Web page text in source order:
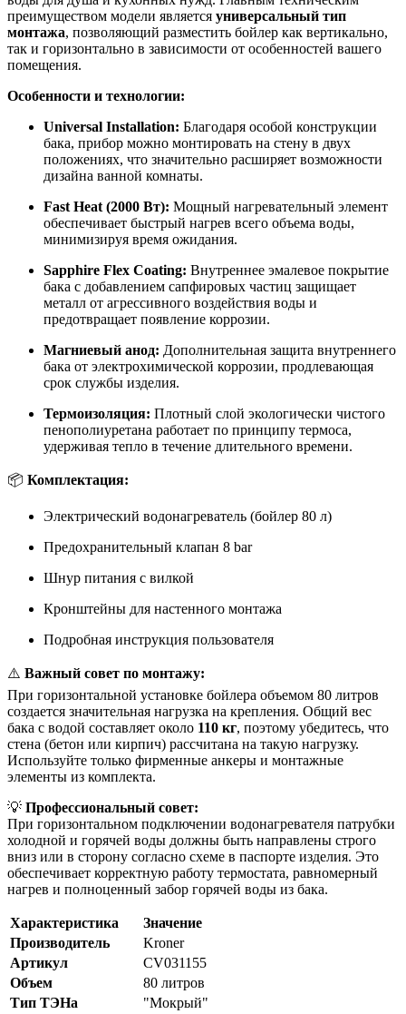
преимуществом модели является универсальный тип
монтажа, позволяющий разместить бойлер как вертикально,
так и горизонтально в зависимости от особенностей вашего
помещения.
Особенности и технологии:
Universal Installation: Благодаря особой конструкции
бака, прибор можно монтировать на стену в двух
положениях, что значительно расширяет возможности
дизайна ванной комнаты.
Fast Heat (2000 Вт): Мощный нагревательный элемент
обеспечивает быстрый нагрев всего объема воды,
минимизируя время ожидания.
Sapphire Flex Coating: Внутреннее эмалевое покрытие
бака с добавлением сапфировых частиц защищает
металл от агрессивного воздействия воды и
предотвращает появление коррозии.
Магниевый анод: Дополнительная защита внутреннего
бака от электрохимической коррозии, продлевающая
срок службы изделия.
Термоизоляция: Плотный слой экологически чистого
пенополиуретана работает по принципу термоса,
удерживая тепло в течение длительного времени.
📦 Комплектация:
Электрический водонагреватель (бойлер 80 л)
Предохранительный клапан 8 bar
Шнур питания с вилкой
Кронштейны для настенного монтажа
Подробная инструкция пользователя
⚠️ Важный совет по монтажу:
При горизонтальной установке бойлера объемом 80 литров
создается значительная нагрузка на крепления. Общий вес
бака с водой составляет около 110 кг, поэтому убедитесь, что
стена (бетон или кирпич) рассчитана на такую нагрузку.
Используйте только фирменные анкеры и монтажные
элементы из комплекта.
💡 Профессиональный совет:
При горизонтальном подключении водонагревателя патрубки
холодной и горячей воды должны быть направлены строго
вниз или в сторону согласно схеме в паспорте изделия. Это
обеспечивает корректную работу термостата, равномерный
нагрев и полноценный забор горячей воды из бака.
Характеристика
Значение
Производитель
Kroner
Артикул
CV031155
Объем
80 литров
Тип ТЭНа
"Мокрый"